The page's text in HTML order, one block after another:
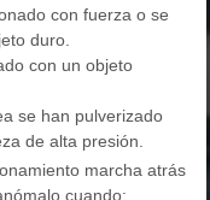
con fuerza o se
duro.
con un objeto
se han pulverizado
de alta presión.
marcha atrás
cuando: